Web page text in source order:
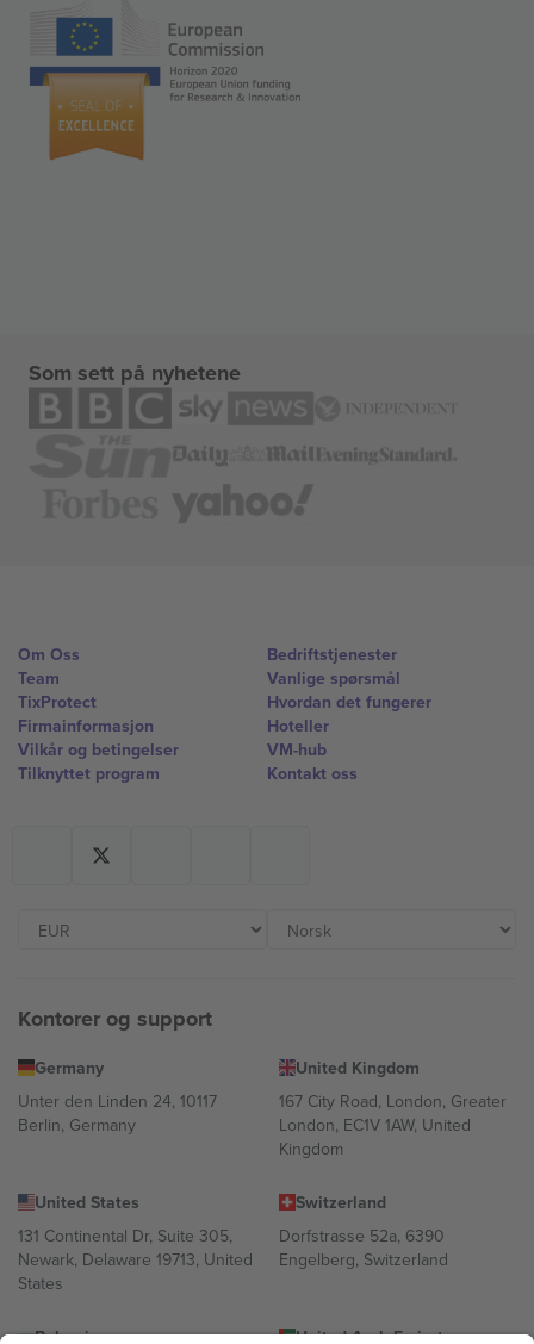
Som sett på nyhetene
Om Oss
Team
TixProtect
Firmainformasjon
Vilkår og betingelser
Tilknyttet program
Bedriftstjenester
Vanlige spørsmål
Hvordan det fungerer
Hoteller
VM-hub
Kontakt oss
Kontorer og support
Germany
Unter den Linden 24, 10117
Berlin, Germany
United Kingdom
167 City Road, London, Greater
London, EC1V 1AW, United
Kingdom
United States
131 Continental Dr, Suite 305,
Newark, Delaware 19713, United
States
Switzerland
Dorfstrasse 52a, 6390
Engelberg, Switzerland
Bulgaria United Arab Emirates